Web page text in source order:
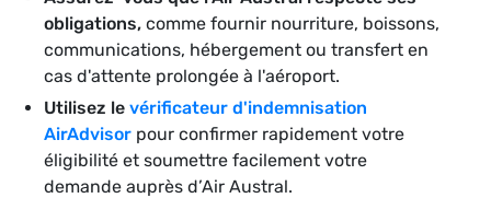
obligations, comme fournir nourriture, boissons,
communications, hébergement ou transfert en
cas d'attente prolongée à l'aéroport.
Utilisez le vérificateur d'indemnisation
AirAdvisor pour confirmer rapidement votre
éligibilité et soumettre facilement votre
demande auprès d’Air Austral.